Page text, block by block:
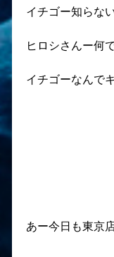
イチゴー知らな
ヒロシさんー何
イチゴーなんで
あー今日も東京